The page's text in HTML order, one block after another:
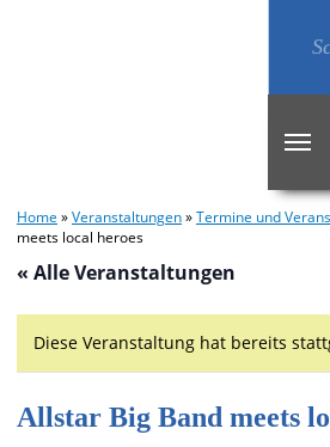
Home »Veranstaltungen»Termine und
meets local heroes
« Alle Veranstaltungen
Diese Veranstaltung hat bereits
Allstar Big Band meets